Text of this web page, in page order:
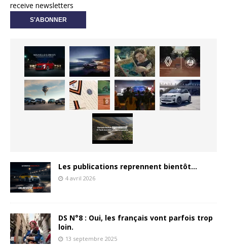
receive newsletters
Les publications reprennent bientôt…
4 avril 2026
DS N°8 : Oui, les français vont parfois trop
loin.
13 septembre 2025